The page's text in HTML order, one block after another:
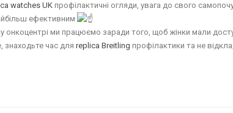
watches UK профілактичні огляди, увага до свого
ефективним
онкоцентрі ми працюємо заради того, щоб жінки мали
знаходьте час для replica Breitling профілактики та не